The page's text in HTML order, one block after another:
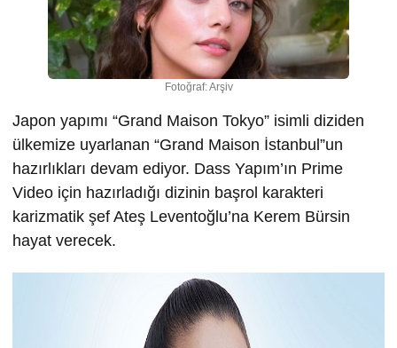
Fotoğraf: Arşiv
Japon yapımı “Grand Maison Tokyo” isimli diziden
ülkemize uyarlanan “Grand Maison İstanbul”un
hazırlıkları devam ediyor. Dass Yapım’ın Prime
Video için hazırladığı dizinin başrol karakteri
karizmatik şef Ateş Leventoğlu’na Kerem Bürsin
hayat verecek.